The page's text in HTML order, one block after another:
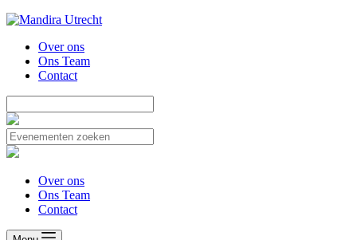
Over ons
Ons Team
Contact
Over ons
Ons Team
Contact